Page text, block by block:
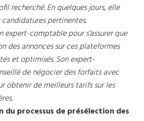
recherché. En quelques jours, elle
pertinentes.
expert-comptable pour s'assurer que
des annonces sur ces plateformes
et optimisés. Son expert-
de négocier des forfaits avec
obtenir de meilleurs tarifs sur les
processus de présélection des